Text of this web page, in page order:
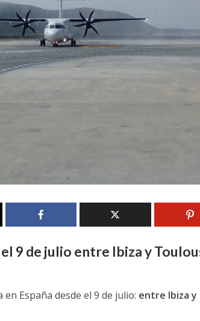
9 de julio entre Ibiza y
España desde el 9 de julio: entre Ibiza y